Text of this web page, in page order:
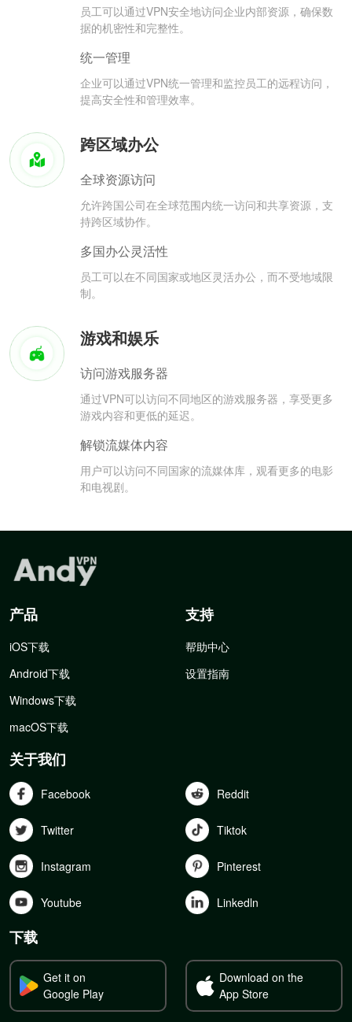
员工可以通过VPN安全地访问企业内部资源，确保数
据的机密性和完整性。
统一管理
企业可以通过VPN统一管理和监控员工的远程访问，
提高安全性和管理效率。
跨区域办公
全球资源访问
允许跨国公司在全球范围内统一访问和共享资源，支
持跨区域协作。
多国办公灵活性
员工可以在不同国家或地区灵活办公，而不受地域限
制。
游戏和娱乐
访问游戏服务器
通过VPN可以访问不同地区的游戏服务器，享受更多
游戏内容和更低的延迟。
解锁流媒体内容
用户可以访问不同国家的流媒体库，观看更多的电影
和电视剧。
产品
iOS下载
Android下载
Windows下载
macOS下载
支持
帮助中心
设置指南
关于我们
Facebook Reddit
Twitter Tiktok
Instagram Pinterest
Youtube Linkedln
下载
Get it on
Google Play
Download on the
App Store